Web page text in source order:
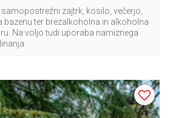
zajtrk, kosilo, večerjo,
ter brezalkoholna in alkoholna
Na voljo tudi uporaba namiznega